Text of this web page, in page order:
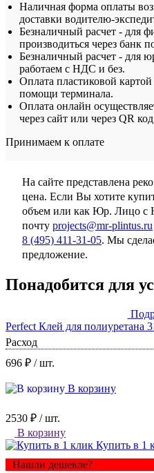
Наличная форма оплаты
доставки водителю-
Безналичный расчет - для
производиться через банк
Безналичный расчет - для
работаем с НДС и без.
Оплата пластиковой
помощи терминала.
Оплата онлайн
через сайт или через QR
Принимаем к оплате
На сайте представлена
цена. Если Вы хотите
объем или как Юр. Лицо с
почту projects@mr-plintus.ru
8 (495) 411-31-05. Мы
предложение.
Понадобится для
Perfect Клей для полиуретана
Расход
696 ₽ / шт.
В корзину
2530 ₽ / шт.
В корзину
Купить в 1
Нашли дешевле?